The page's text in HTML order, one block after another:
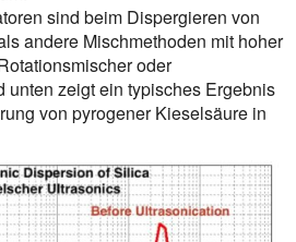
sind beim Dispergieren von
andere Mischmethoden mit hoher
oder
unten zeigt ein typisches Ergebnis
von pyrogener Kieselsäure in